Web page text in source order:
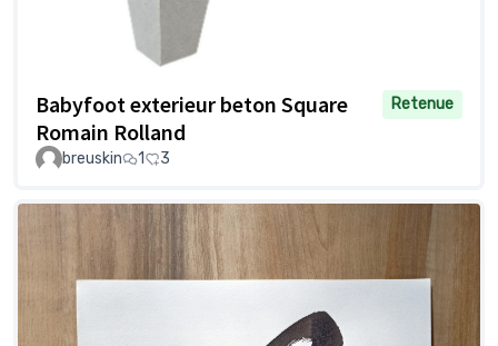
Babyfoot exterieur beton Square
Romain Rolland
Retenue
breuskin 1 3